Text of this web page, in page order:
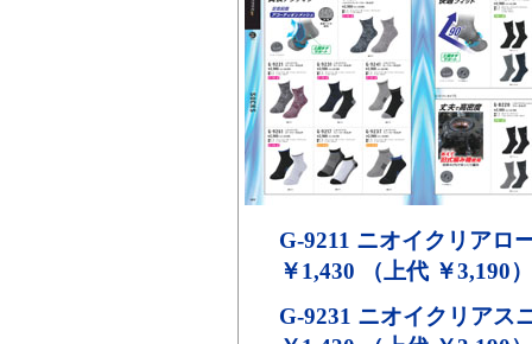
G-9211 ニオイクリアロ
￥1,430 （上代 ￥3,190）
G-9231 ニオイクリアス